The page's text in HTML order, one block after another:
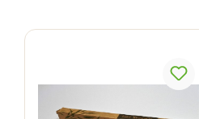
Produktgalerie überspringen